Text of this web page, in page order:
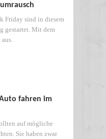
Friday sind in diesem
gestartet. Mit dem
fahren im
auf mögliche
Sie haben zwar